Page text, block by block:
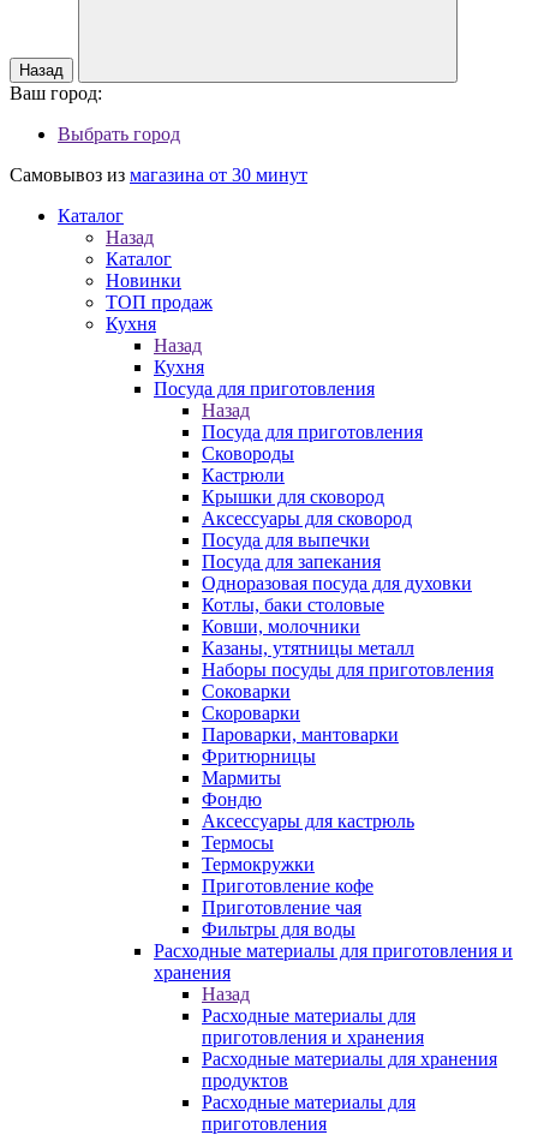
Назад
Ваш город:
Выбрать город
Самовывоз из магазина от 30 минут
Каталог
Назад
Каталог
Новинки
ТОП продаж
Кухня
Назад
Кухня
Посуда для приготовления
Назад
Посуда для приготовления
Сковороды
Кастрюли
Крышки для сковород
Аксессуары для сковород
Посуда для выпечки
Посуда для запекания
Одноразовая посуда для духовки
Котлы, баки столовые
Ковши, молочники
Казаны, утятницы металл
Наборы посуды для приготовления
Соковарки
Скороварки
Пароварки, мантоварки
Фритюрницы
Мармиты
Фондю
Аксессуары для кастрюль
Термосы
Термокружки
Приготовление кофе
Приготовление чая
Фильтры для воды
Расходные материалы для приготовления и
хранения
Назад
Расходные материалы для
приготовления и хранения
Расходные материалы для хранения
продуктов
Расходные материалы для
приготовления